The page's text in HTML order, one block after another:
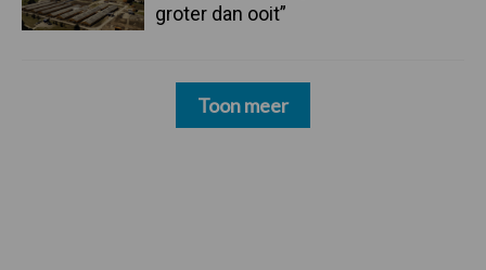
groter dan ooit”
Toon meer